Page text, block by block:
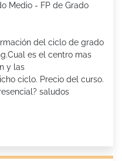
Medio - FP de Grado
del ciclo de grado
es el centro mas
y las
ciclo. Precio del curso.
saludos